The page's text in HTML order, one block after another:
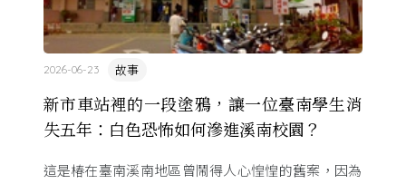
新市車站裡的一段塗鴉，讓一位臺南學生消
失五年：白色恐怖如何滲進溪南校園？
故事
2026-06-23
這是椿在臺南溪南地區曾鬧得人心惶惶的舊案，因為